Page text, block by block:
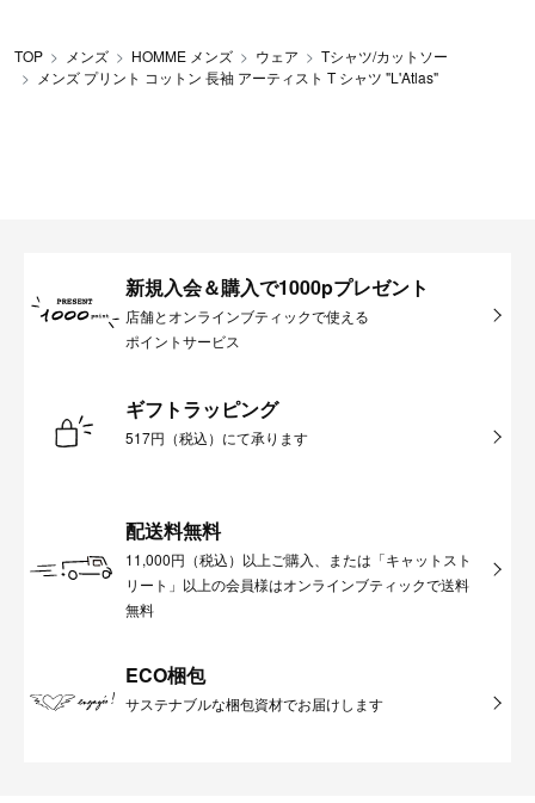
TOP メンズ HOMME メンズ ウェア
Tシャツ/カットソー
メンズ プリント コットン 長袖 アーティスト T シャツ "L'Atlas"
新規入会＆購入で1000pプレゼント
店舗とオンラインブティックで使える
ポイントサービス
ギフトラッピング
517円（税込）にて承ります
配送料無料
11,000円（税込）以上ご購入、または「キャットスト
リート」以上の会員様はオンラインブティックで送料
無料
ECO梱包
サステナブルな梱包資材でお届けします